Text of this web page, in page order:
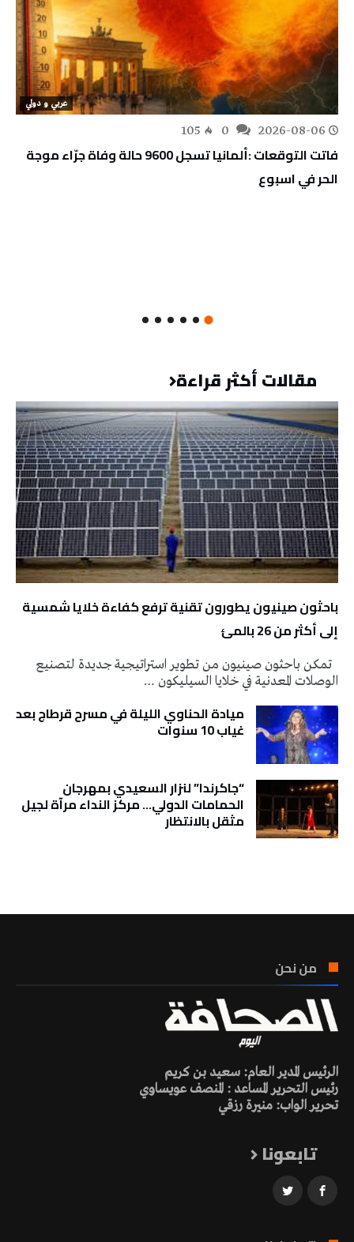
عربي و دولي
2026-08-06
105
فاتت التوقعات :ألمانيا تسجل 9600 حالة وفاة جرّاء موجة
الحر في اسبوع
مقالات أكثر قراءة
باحثون صينيون يطورون تقنية ترفع كفاءة خلايا شمسية
إلى أكثر من 26 بالمئ
تمكن باحثون صينيون من تطوير استراتيجية جديدة لتصنيع
الوصلات المعدنية في خلايا السيليكون …
ميادة الحناوي الليلة في مسرح قرطاج بعد
غياب 10 سنوات
“جاكرندا” لنزار السعيدي بمهرجان
الحمامات الدولي… مركز النداء مرآة لجيل
مثقل بالانتظار
من نحن
الرئيس المدير العام: سعيد بن كريم
رئيس التحرير المساعد : المنصف عويساوي
تحرير الواب: منيرة رزقي
تابعونا